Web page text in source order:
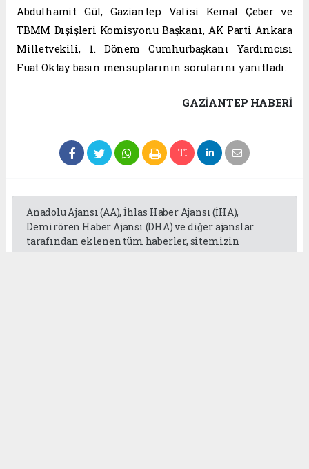
Abdulhamit Gül, Gaziantep Valisi Kemal Çeber ve
TBMM Dışişleri Komisyonu Başkanı, AK Parti Ankara
Milletvekili, 1. Dönem Cumhurbaşkanı Yardımcısı
Fuat Oktay basın mensuplarının sorularını yanıtladı.
GAZIANTEP HABERİ
Anadolu Ajansı (AA), İhlas Haber Ajansı (İHA),
Demirören Haber Ajansı (DHA) ve diğer ajanslar
tarafından eklenen tüm haberler, sitemizin
editörlerinin müdahalesi olmadan ajans